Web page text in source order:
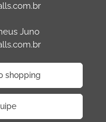
Juno
shopping